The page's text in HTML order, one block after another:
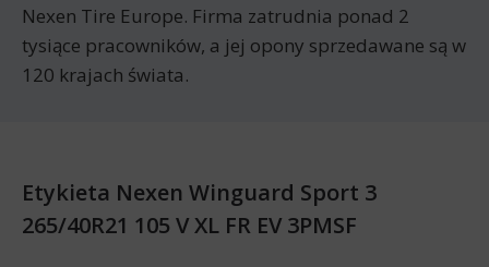
Nexen Tire Europe. Firma zatrudnia ponad 2
tysiące pracowników, a jej opony sprzedawane są w
120 krajach świata.
Etykieta Nexen Winguard Sport 3
265/40R21 105 V XL FR EV 3PMSF